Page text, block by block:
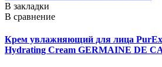
В закладки
В сравнение
Крем увлажняющий для лица
Hydrating Cream GERMAINE DE